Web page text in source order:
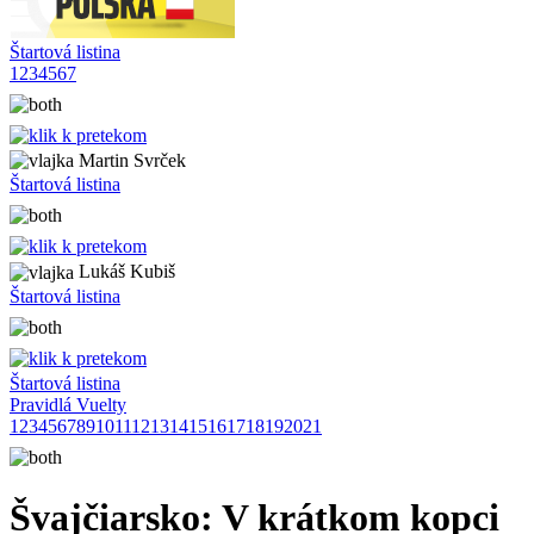
Štartová listina
1 234567
Martin Svrček
Štartová listina
Lukáš Kubiš
Štartová listina
Štartová listina
Pravidlá Vuelty
1 23456789101112131415161718192021
Švajčiarsko: V krátkom kopci